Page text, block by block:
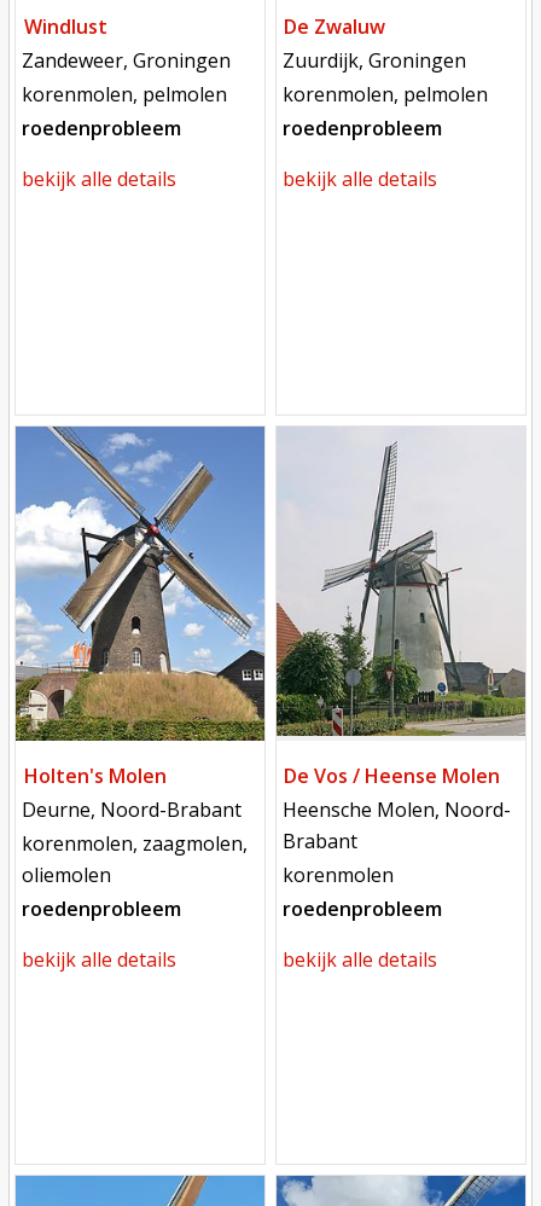
Windlust
locatie
Zandeweer, Groningen
functie
korenmolen, pelmolen
roedenprobleem
bekijk alle details
De Zwaluw
locatie
Zuurdijk, Groningen
functie
korenmolen, pelmolen
roedenprobleem
bekijk alle details
Holten's Molen
locatie
Deurne, Noord-Brabant
functie
korenmolen, zaagmolen,
oliemolen
roedenprobleem
bekijk alle details
De Vos / Heense Molen
locatie
Heensche Molen, Noord-
Brabant
functie
korenmolen
roedenprobleem
bekijk alle details
Mill